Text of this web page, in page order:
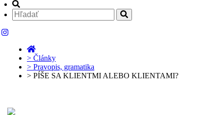
> Články
> Pravopis, gramatika
> PÍŠE SA KLIENTMI ALEBO KLIENTAMI?